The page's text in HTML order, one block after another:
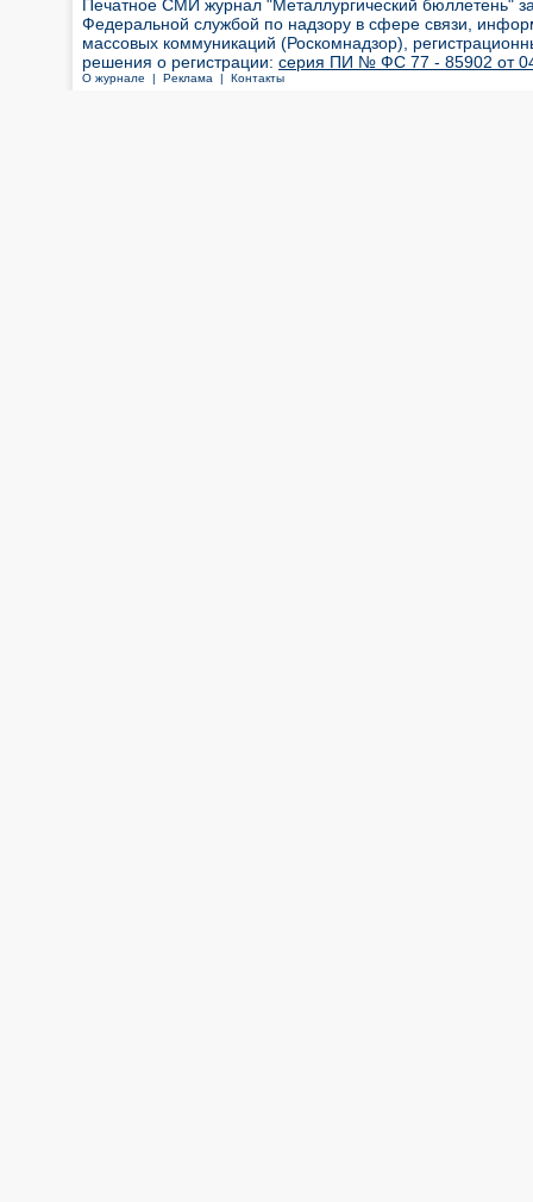
Печатное СМИ журнал "Металлургический бюллетень"
Федеральной службой по надзору в сфере связи,
массовых коммуникаций (Роскомнадзор),
решения о регистрации: серия ПИ № ФС 77 - 85902 от 04
О журнале | Реклама | Контакты